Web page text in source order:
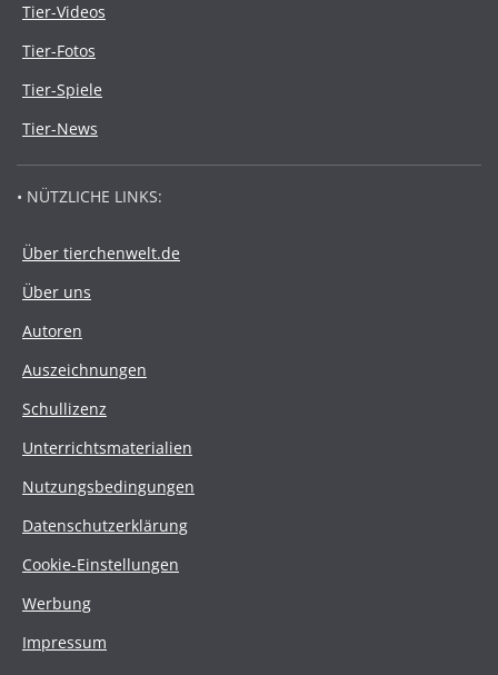
Tier-Videos
Tier-Fotos
Tier-Spiele
Tier-News
• NÜTZLICHE LINKS:
Über tierchenwelt.de
Über uns
Autoren
Auszeichnungen
Schullizenz
Unterrichtsmaterialien
Nutzungsbedingungen
Datenschutzerklärung
Cookie-Einstellungen
Werbung
Impressum